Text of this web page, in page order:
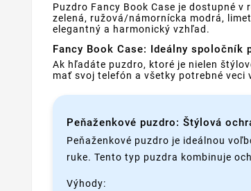
Puzdro Fancy Book Case je dostupné
zelená, ružová/námornícka modrá,
elegantný a harmonický vzhľad.
Fancy Book Case: Ideálny spoločník
Ak hľadáte puzdro, ktoré je nielen
mať svoj telefón a všetky potrebné veci
Peňaženkové puzdro: Štýlová
Peňaženkové puzdro je ideálnou
ruke. Tento typ puzdra kombinuje
Výhody: